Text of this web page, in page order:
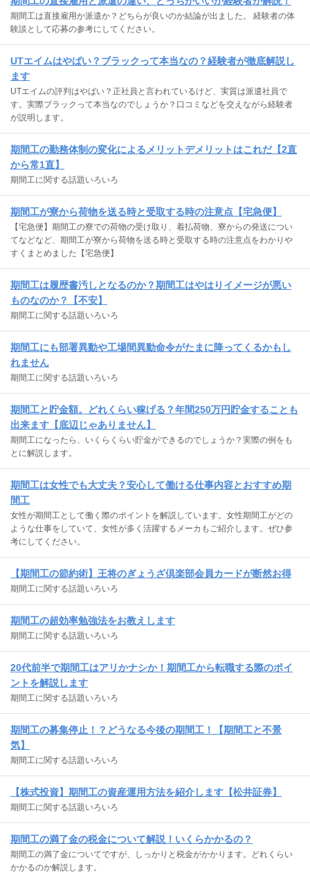
期間工は直接雇用か派遣か？どちらが良いのか結論が出ました。 経験者の体
験談として応募の参考にしてください。
UTエイムはやばい？ブラックって本当なの？経験者が徹底解説し
ます
UTエイムの評判はやばい？正社員と言われているけど、実質は派遣社員で
す。実際ブラックって本当なのでしょうか？口コミなどを交えながら経験者
が説明します。
期間工の勤務体制の変化によるメリットデメリットはこれだ【2直
から常1直】
期間工に関する話題いろいろ
期間工が寮から荷物を送る時と受取する時の注意点【宅急便】
【宅急便】期間工の寮での荷物の受け取り、着払荷物、寮からの発送につい
てなどなど、期間工が寮から荷物を送る時と受取する時の注意点をわかりや
すくまとめました【宅急便】
期間工は履歴書汚しとなるのか？期間工はやはりイメージが悪い
ものなのか？【不安】
期間工に関する話題いろいろ
期間工にも部署異動や工場間異動命令がたまに降ってくるかもし
れません
期間工に関する話題いろいろ
期間工と貯金額。どれくらい稼げる？年間250万円貯金することも
出来ます【底辺じゃありません】
期間工になったら、いくらくらい貯金ができるのでしょうか？実際の例をも
とに解説します。
期間工は女性でも大丈夫？安心して働ける仕事内容とおすすめ期
間工
女性が期間工として働く際のポイントを解説しています。女性期間工がどの
ような仕事をしていて、女性が多く活躍するメーカもご紹介します。ぜひ参
考にしてください。
【期間工の節約術】王将のぎょうざ倶楽部会員カードが断然お得
期間工に関する話題いろいろ
期間工の超効率勉強法をお教えします
期間工に関する話題いろいろ
20代前半で期間工はアリかナシか！期間工から転職する際のポイ
ントを解説します
期間工に関する話題いろいろ
期間工の募集停止！？どうなる今後の期間工！【期間工と不景
気】
期間工に関する話題いろいろ
【株式投資】期間工の資産運用方法を紹介します【松井証券】
期間工に関する話題いろいろ
期間工の満了金の税金について解説！いくらかかるの？
期間工の満了金についてですが、しっかりと税金がかかります。どれくらい
かかるのか解説します。